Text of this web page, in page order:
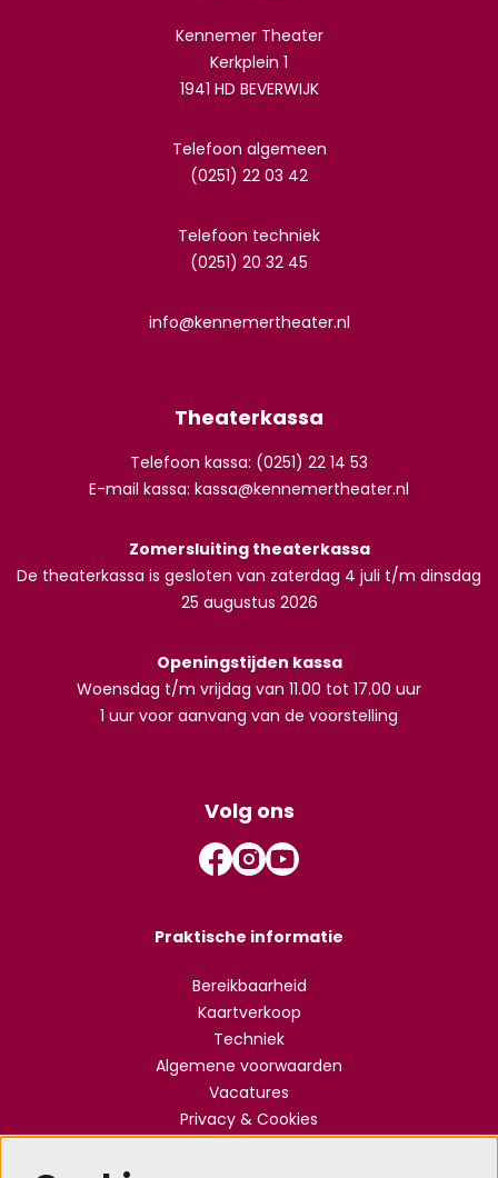
Kennemer Theater
Kerkplein 1
1941 HD BEVERWIJK
Telefoon algemeen
(0251) 22 03 42
Telefoon techniek
(0251) 20 32 45
info@kennemertheater.nl
Theaterkassa
Telefoon kassa: (0251) 22 14 53
E-mail kassa: kassa@kennemertheater.nl
Zomersluiting theaterkassa
De theaterkassa is gesloten van zaterdag 4 juli t/m dinsdag
25 augustus 2026
Openingstijden kassa
Woensdag t/m vrijdag van 11.00 tot 17.00 uur
1 uur voor aanvang van de voorstelling
Volg ons
Praktische informatie
Bereikbaarheid
Kaartverkoop
Techniek
Algemene voorwaarden
Vacatures
Privacy & Cookies